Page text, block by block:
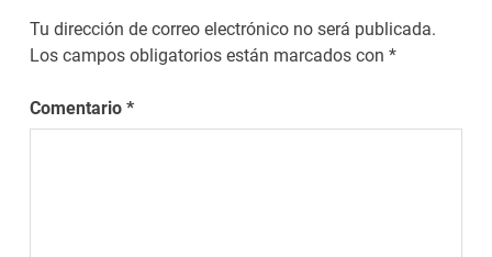
Tu dirección de correo electrónico no será publicada.
Los campos obligatorios están marcados con*
Comentario*